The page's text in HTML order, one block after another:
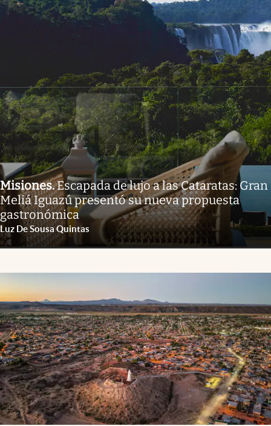
Misiones.Escapada de lujo a las Cataratas: Gran
Meliá Iguazú presentó su nueva propuesta
gastronómica
Luz De Sousa Quintas